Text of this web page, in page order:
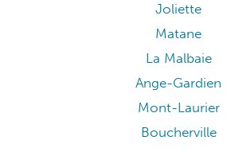
Joliette
Matane
La Malbaie
Ange-Gardien
Mont-Laurier
Boucherville